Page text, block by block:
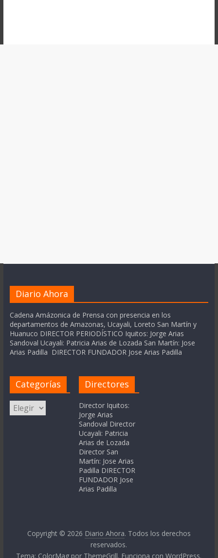
Diario Ahora
Cadena Amázonica de Prensa con presencia en los
departamentos de Amazonas, Ucayali, Loreto San Martín y
Huanuco DIRECTOR PERIODÍSTICO Iquitos: Jorge Arias
Sandoval Ucayali: Patricia Arias de Lozada San Martín: Jose
Arias Padilla DIRECTOR FUNDADOR Jose Arias Padilla
Categorías
Categorías
Directores
Director Iquitos:
Jorge Arias
Sandoval Director
Ucayali: Patricia
Arias de Lozada
Director San
Martín: Jose Arias
Padilla DIRECTOR
FUNDADOR Jose
Arias Padilla
Copyright © 2026 Diario Ahora. Todos los derechos
reservados.
Tema: ColorMag por ThemeGrill. Funciona conWordPress.